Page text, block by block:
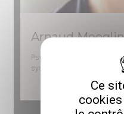
Ce
Arnaud
Psychologue clinicien du
systémique
, chargé